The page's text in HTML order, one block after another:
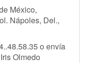
México,
Nápoles, Del.,
o envía
Olmedo